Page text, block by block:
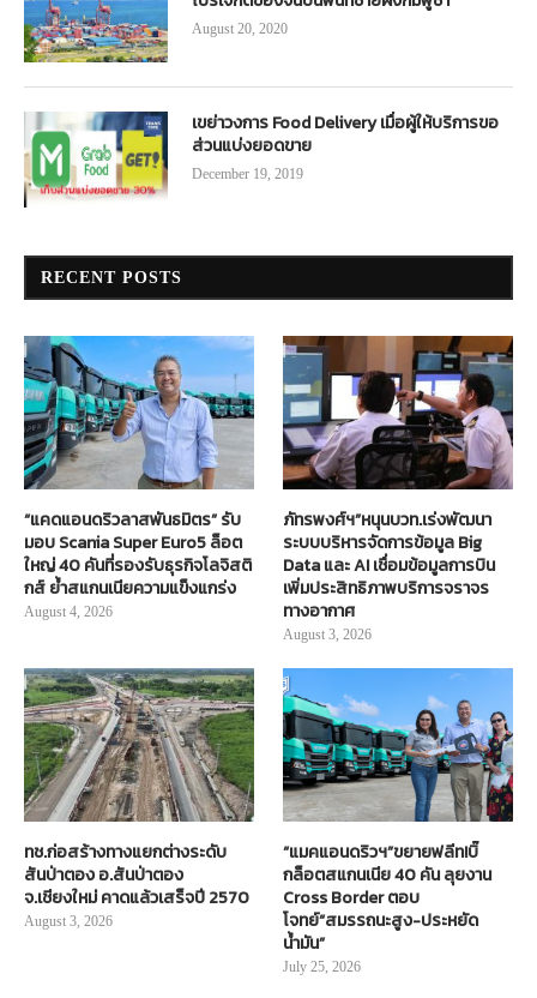
August 20, 2020
เขย่าวงการ Food Delivery เมื่อผู้ให้บริการขอ
ส่วนแบ่งยอดขาย
December 19, 2019
RECENT POSTS
“แคดแอนดริวลาสพันธมิตร” รับ
มอบ Scania Super Euro5 ล็อต
ใหญ่ 40 คันที่รองรับธุรกิจโลจิสติ
กส์ ย้ำสแกนเนียความแข็งแกร่ง
August 4, 2026
ภัทรพงศ์ฯ”หนุนบวท.เร่งพัฒนา
ระบบบริหารจัดการข้อมูล Big
Data และ AI เชื่อมข้อมูลการบิน
เพิ่มประสิทธิภาพบริการจราจร
ทางอากาศ
August 3, 2026
ทช.ก่อสร้างทางแยกต่างระดับ
สันป่าตอง อ.สันป่าตอง
จ.เชียงใหม่ คาดแล้วเสร็จปี 2570
August 3, 2026
“แมคแอนดริวฯ”ขยายฟลีท!บิ๊
กล็อตสแกนเนีย 40 คัน ลุยงาน
Cross Border ตอบ
โจทย์“สมรรถนะสูง-ประหยัด
น้ำมัน”
July 25, 2026